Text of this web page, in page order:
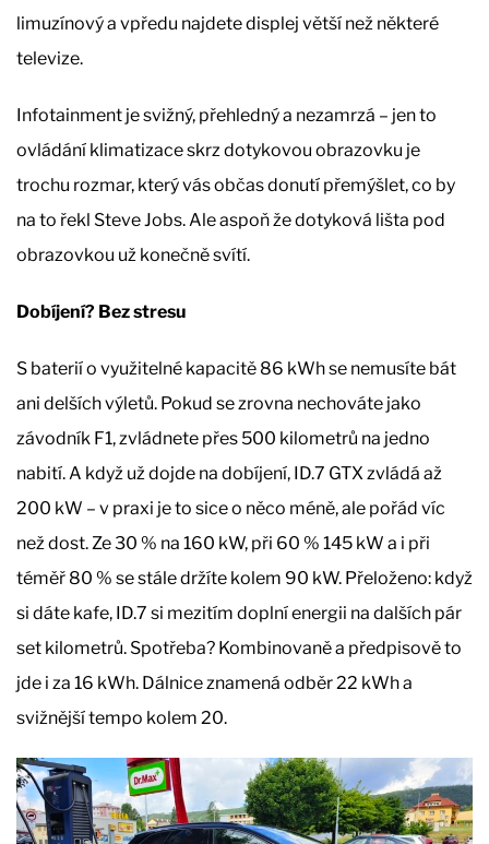
limuzínový a vpředu najdete displej větší než některé
televize.
Infotainment je svižný, přehledný a nezamrzá – jen to
ovládání klimatizace skrz dotykovou obrazovku je
trochu rozmar, který vás občas donutí přemýšlet, co by
na to řekl Steve Jobs. Ale aspoň že dotyková lišta pod
obrazovkou už konečně svítí.
Dobíjení? Bez stresu
S baterií o využitelné kapacitě 86 kWh se nemusíte bát
ani delších výletů. Pokud se zrovna nechováte jako
závodník F1, zvládnete přes 500 kilometrů na jedno
nabití. A když už dojde na dobíjení, ID.7 GTX zvládá až
200 kW – v praxi je to sice o něco méně, ale pořád víc
než dost. Ze 30 % na 160 kW, při 60 % 145 kW a i při
téměř 80 % se stále držíte kolem 90 kW. Přeloženo: když
si dáte kafe, ID.7 si mezitím doplní energii na dalších pár
set kilometrů. Spotřeba? Kombinovaně a předpisově to
jde i za 16 kWh. Dálnice znamená odběr 22 kWh a
svižnější tempo kolem 20.